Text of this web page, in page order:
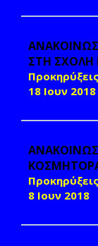
ΣΤΗ ΣΧΟΛΗ
18 Ιουν 2018
8 Ιουν 2018